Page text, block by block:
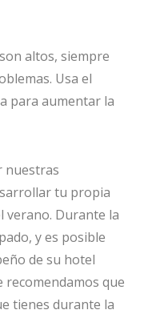
altos, siempre
Usa el
para aumentar la
nuestras
tu propia
verano. Durante la
y es posible
de su hotel
que
tienes durante la